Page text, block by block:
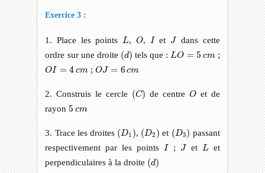
Exercice 3 :
1. Place les points L
L , O
O, I
Iet J
J
dans cette
ordre sur une droite (d)
(d) tels que : LO = 5 cm
L O= cm ;
OI = 4 cm
OI= m ; OJ = 6cm
OJ= m
2. Construis le cercle (C)
(C) de centre O
Oet de
rayon5 cm
5
3. Trace les droites (D1 )
( D1 ), (D2 )
( D2 ) et (D3)
(D3 ) passant
respectivement par les points I
I; J
J et L
L
et
perpendiculaires à la droite (d)
( d)